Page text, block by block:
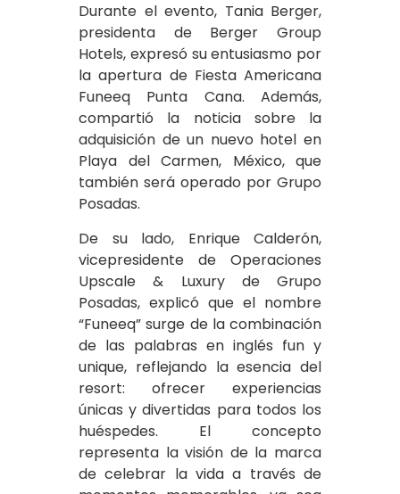
Durante el evento, Tania Berger,
presidenta de Berger Group
Hotels, expresó su entusiasmo por
la apertura de Fiesta Americana
Funeeq Punta Cana. Además,
compartió la noticia sobre la
adquisición de un nuevo hotel en
Playa del Carmen, México, que
también será operado por Grupo
Posadas.
De su lado, Enrique Calderón,
vicepresidente de Operaciones
Upscale & Luxury de Grupo
Posadas, explicó que el nombre
“Funeeq” surge de la combinación
de las palabras en inglés fun y
unique, reflejando la esencia del
resort: ofrecer experiencias
únicas y divertidas para todos los
huéspedes. El concepto
representa la visión de la marca
de celebrar la vida a través de